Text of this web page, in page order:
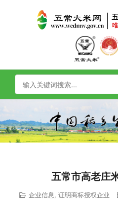
五常市高老庄
企业信息 证明商标授权企业